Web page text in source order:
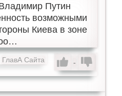
Путин
возможными
Киева в зоне
-
ГлавА Сайта